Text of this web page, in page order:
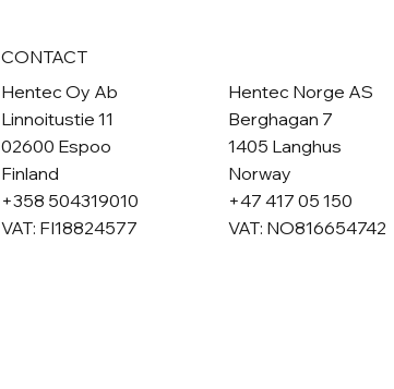
CONTACT
Hentec Oy Ab
Linnoitustie 11
02600 Espoo
Finland
+358 504319010
VAT: FI18824577
Hentec Norge AS
Berghagan 7
1405 Langhus
Norway
+47 417 05 150
VAT: NO816654742